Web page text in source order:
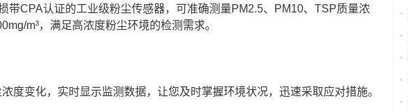
CPA认证的工业级粉尘传感器，可准确测量PM2.5、PM10、TSP质量浓
m³，满足高浓度粉尘环境的检测需求。
变化，实时显示监测数据，让您及时掌握环境状况，迅速采取应对措施。